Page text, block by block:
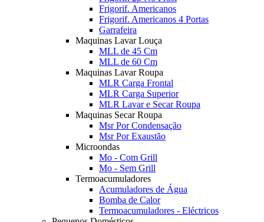
Frigorif. Americanos
Frigorif. Americanos 4 Portas
Garrafeira
Maquinas Lavar Louça
MLL de 45 Cm
MLL de 60 Cm
Maquinas Lavar Roupa
MLR Carga Frontal
MLR Carga Superior
MLR Lavar e Secar Roupa
Maquinas Secar Roupa
Msr Por Condensação
Msr Por Exaustão
Microondas
Mo - Com Grill
Mo - Sem Grill
Termoacumuladores
Acumuladores de Água
Bomba de Calor
Termoacumuladores - Eléctricos